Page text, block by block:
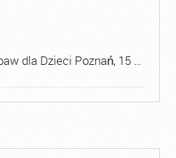
dla Dzieci Poznań, 15 …